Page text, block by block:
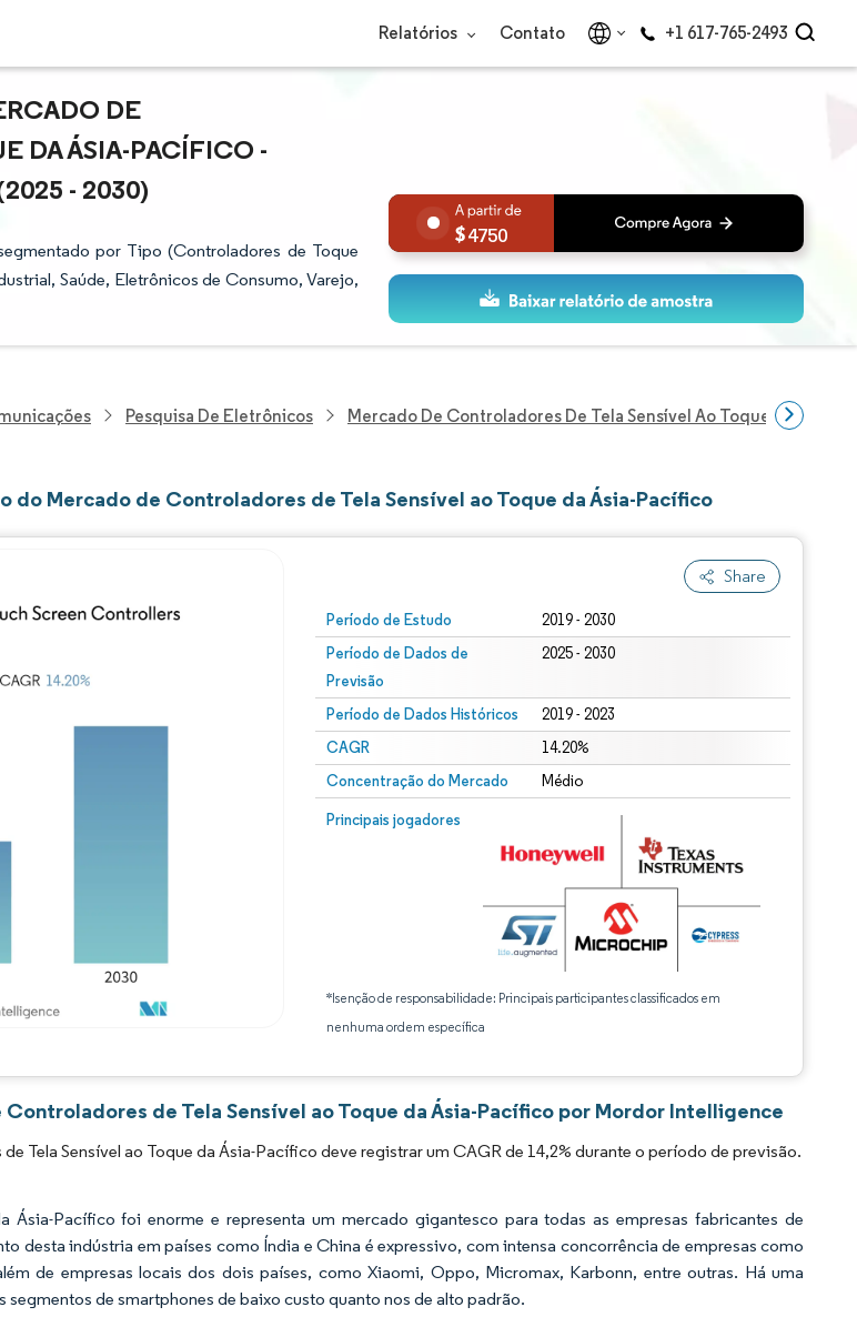
Relatórios Contato +1 617-765-2493
DE
DA ÁSIA-PACÍFICO -
- 2030)
por Tipo (Controladores de Toque
Saúde, Eletrônicos de Consumo, Varejo,
4750
Pesquisa De Eletrônicos Mercado De Controladores De Tela Sensível Ao Toque Da Ásia-
do Mercado de Controladores de Tela Sensível ao Toque da Ásia-Pacífico
Share
Período de Estudo 2019 - 2030
Período de Dados de
Previsão
2025 - 2030
Período de Dados Históricos 2019 - 2023
CAGR 14.20%
Concentração do Mercado Médio
Principais jogadores
*Isenção de responsabilidade: Principais participantes classificados em
nenhuma ordem específica
de Tela Sensível ao Toque da Ásia-Pacífico por Mordor Intelligence
Tela Sensível ao Toque da Ásia-Pacífico deve registrar um CAGR de 14,2% durante o período de previsão.
Ásia-Pacífico foi enorme e representa um mercado gigantesco para todas as empresas fabricantes de
desta indústria em países como Índia e China é expressivo, com intensa concorrência de empresas como
de empresas locais dos dois países, como Xiaomi, Oppo, Micromax, Karbonn, entre outras. Há uma
segmentos de smartphones de baixo custo quanto nos de alto padrão.